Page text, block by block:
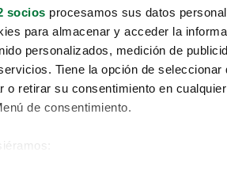
socios procesamos sus datos
para almacenar y acceder la
personalizados, medición de
Tiene la opción de
o retirar su consentimiento en
de consentimiento.